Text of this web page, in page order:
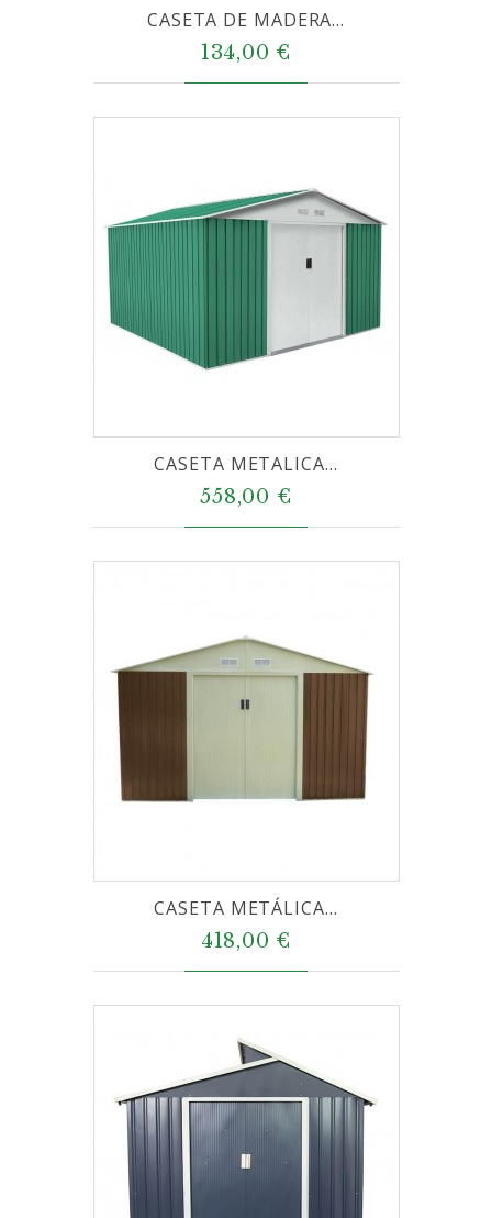
CASETA DE MADERA...
134,00 €
CASETA METALICA...
558,00 €
CASETA METÁLICA...
418,00 €